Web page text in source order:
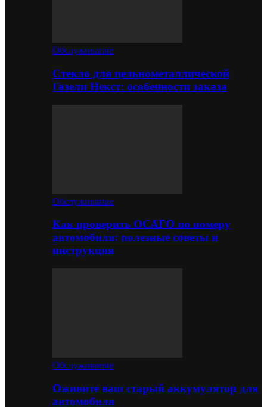
Обслуживание
Стекло для цельнометаллической
Газели Некст: особенности заказа
Обслуживание
Как проверить ОСАГО по номеру
автомобиля: полезные советы и
инструкция
Обслуживание
Оживите ваш старый аккумулятор для
автомобиля